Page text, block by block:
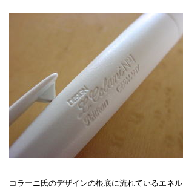
コラーニ氏のデザインの根底に流れているエネ